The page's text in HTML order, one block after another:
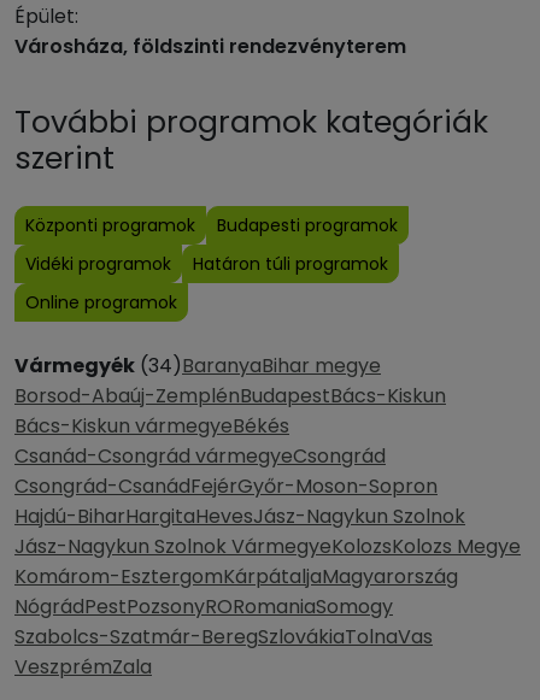
Épület:
Városháza, földszinti rendezvényterem
További programok kategóriák
szerint
Központi programok
Budapesti programok
Vidéki programok
Határon túli programok
Online programok
Vármegyék (34)BaranyaBihar megye
Borsod-Abaúj-ZemplénBudapestBács-Kiskun
Bács-Kiskun vármegyeBékés
Csanád-Csongrád vármegyeCsongrád
Csongrád-CsanádFejérGyőr-Moson-Sopron
Hajdú-BiharHargitaHevesJász-Nagykun Szolnok
Jász-Nagykun Szolnok VármegyeKolozsKolozs Megye
Komárom-EsztergomKárpátaljaMagyarország
NógrádPestPozsonyRORomaniaSomogy
Szabolcs-Szatmár-BeregSzlovákiaTolnaVas
VeszprémZala